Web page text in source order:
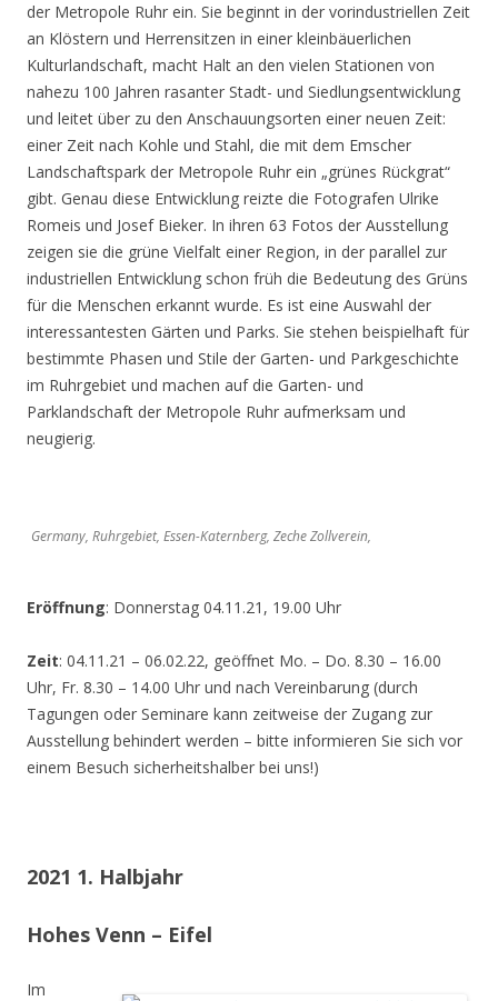
der Metropole Ruhr ein. Sie beginnt in der vorindustriellen Zeit
an Klöstern und Herrensitzen in einer kleinbäuerlichen
Kulturlandschaft, macht Halt an den vielen Stationen von
nahezu 100 Jahren rasanter Stadt- und Siedlungsentwicklung
und leitet über zu den Anschauungsorten einer neuen Zeit:
einer Zeit nach Kohle und Stahl, die mit dem Emscher
Landschaftspark der Metropole Ruhr ein „grünes Rückgrat“
gibt. Genau diese Entwicklung reizte die Fotografen Ulrike
Romeis und Josef Bieker. In ihren 63 Fotos der Ausstellung
zeigen sie die grüne Vielfalt einer Region, in der parallel zur
industriellen Entwicklung schon früh die Bedeutung des Grüns
für die Menschen erkannt wurde. Es ist eine Auswahl der
interessantesten Gärten und Parks. Sie stehen beispielhaft für
bestimmte Phasen und Stile der Garten- und Parkgeschichte
im Ruhrgebiet und machen auf die Garten- und
Parklandschaft der Metropole Ruhr aufmerksam und
neugierig.
Germany, Ruhrgebiet, Essen-Katernberg, Zeche Zollverein,
Eröffnung: Donnerstag 04.11.21, 19.00 Uhr
Zeit: 04.11.21 – 06.02.22, geöffnet Mo. – Do. 8.30 – 16.00
Uhr, Fr. 8.30 – 14.00 Uhr und nach Vereinbarung (durch
Tagungen oder Seminare kann zeitweise der Zugang zur
Ausstellung behindert werden – bitte informieren Sie sich vor
einem Besuch sicherheitshalber bei uns!)
2021 1. Halbjahr
Hohes Venn – Eifel
Im